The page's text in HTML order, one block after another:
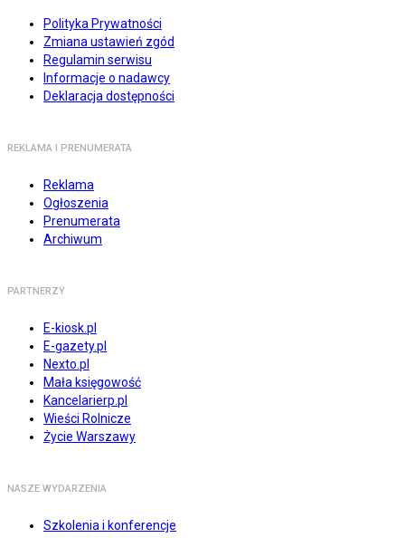
Polityka Prywatności
Zmiana ustawień zgód
Regulamin serwisu
Informacje o nadawcy
Deklaracja dostępności
REKLAMA I PRENUMERATA
Reklama
Ogłoszenia
Prenumerata
Archiwum
PARTNERZY
E-kiosk.pl
E-gazety.pl
Nexto.pl
Mała księgowość
Kancelarierp.pl
Wieści Rolnicze
Życie Warszawy
NASZE WYDARZENIA
Szkolenia i konferencje